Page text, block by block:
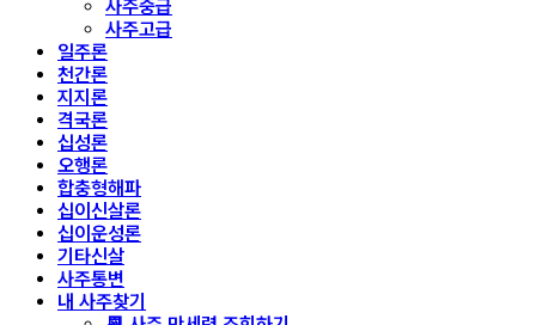
사주중급
사주고급
일주론
천간론
지지론
격국론
십성론
오행론
합충형해파
십이신살론
십이운성론
기타신살
사주통변
내 사주찾기